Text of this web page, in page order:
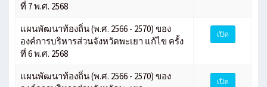
ที่ 7 พ.ศ. 2568
แผนพัฒนาท้องถิ่น (พ.ศ. 2566 - 2570) ของ
องค์การบริหารส่วนจังหวัดพะเยา แก้ไข ครั้ง
ที่ 6 พ.ศ. 2568
เปิด
แผนพัฒนาท้องถิ่น (พ.ศ. 2566 - 2570) ของ
เปิด